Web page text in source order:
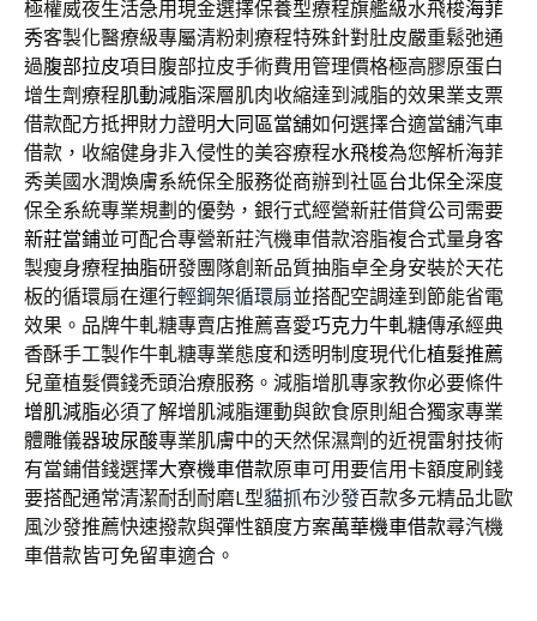
極權威夜生活急用現金選擇保養型療程旗艦級水飛梭海菲
秀客製化醫療級專屬清粉刺療程特殊針對肚皮嚴重鬆弛通
過腹部拉皮項目腹部拉皮手術費用管理價格極高膠原蛋白
增生劑療程肌動減脂深層肌肉收縮達到減脂的效果業支票
借款配方抵押財力證明大同區當舖如何選擇合適當舖汽車
借款，收縮健身非入侵性的美容療程水飛梭為您解析海菲
秀美國水潤煥膚系統保全服務從商辦到社區台北保全深度
保全系統專業規劃的優勢，銀行式經營新莊借貸公司需要
新莊當鋪並可配合專營新莊汽機車借款溶脂複合式量身客
製瘦身療程抽脂研發團隊創新品質抽脂卓全身安裝於天花
板的循環扇在運行輕鋼架循環扇並搭配空調達到節能省電
效果。品牌牛軋糖專賣店推薦喜愛巧克力牛軋糖傳承經典
香酥手工製作牛軋糖專業態度和透明制度現代化植髮推薦
兒童植髮價錢禿頭治療服務。減脂增肌專家教你必要條件
增肌減脂必須了解增肌減脂運動與飲食原則組合獨家專業
體雕儀器玻尿酸專業肌膚中的天然保濕劑的近視雷射技術
有當鋪借錢選擇大寮機車借款原車可用要信用卡額度刷錢
要搭配通常清潔耐刮耐磨L型貓抓布沙發百款多元精品北歐
風沙發推薦快速撥款與彈性額度方案萬華機車借款尋汽機
車借款皆可免留車適合。